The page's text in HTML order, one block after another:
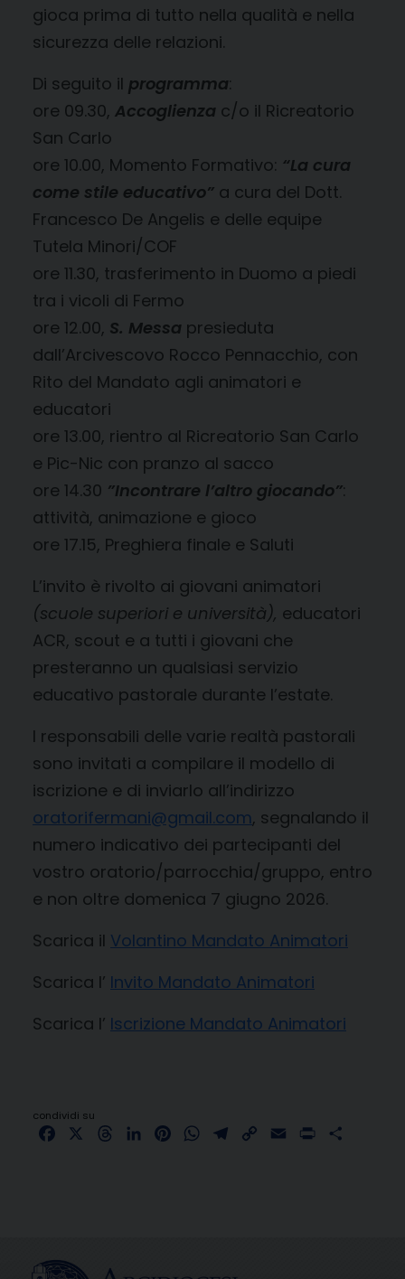
gioca prima di tutto nella qualità e nella
sicurezza delle relazioni.
Di seguito il programma:
ore 09.30, Accoglienza c/o il Ricreatorio
San Carlo
ore 10.00, Momento Formativo: “La cura
come stile educativo” a cura del Dott.
Francesco De Angelis e delle equipe
Tutela Minori/COF
ore 11.30, trasferimento in Duomo a piedi
tra i vicoli di Fermo
ore 12.00, S. Messa presieduta
dall’Arcivescovo Rocco Pennacchio, con
Rito del Mandato agli animatori e
educatori
ore 13.00, rientro al Ricreatorio San Carlo
e Pic-Nic con pranzo al sacco
ore 14.30 ”Incontrare l’altro giocando”:
attività, animazione e gioco
ore 17.15, Preghiera finale e Saluti
L’invito è rivolto ai giovani animatori
(scuole superiori e università), educatori
ACR, scout e a tutti i giovani che
presteranno un qualsiasi servizio
educativo pastorale durante l’estate.
I responsabili delle varie realtà pastorali
sono invitati a compilare il modello di
iscrizione e di inviarlo all’indirizzo
oratorifermani@gmail.com, segnalando il
numero indicativo dei partecipanti del
vostro oratorio/parrocchia/gruppo, entro
e non oltre domenica 7 giugno 2026.
Scarica il Volantino Mandato Animatori
Scarica l’ Invito Mandato Animatori
Scarica l’ Iscrizione Mandato Animatori
condividi su
FacebookThreadsLinkedInPinterestWhatsApp
Telegram
Copy Email Print